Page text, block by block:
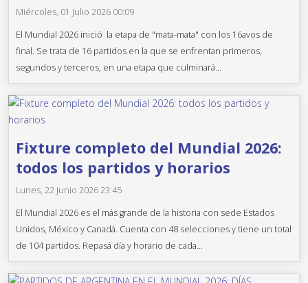
Miércoles, 01 Julio 2026 00:09
El Mundial 2026 inició la etapa de "mata-mata" con los 16avos de
final. Se trata de 16 partidos en la que se enfrentan primeros,
segundos y terceros, en una etapa que culminará...
Fixture completo del Mundial 2026:
todos los partidos y horarios
Lunes, 22 Junio 2026 23:45
El Mundial 2026 es el más grande de la historia con sede Estados
Unidos, México y Canadá. Cuenta con 48 selecciones y tiene un total
de 104 partidos. Repasá día y horario de cada...